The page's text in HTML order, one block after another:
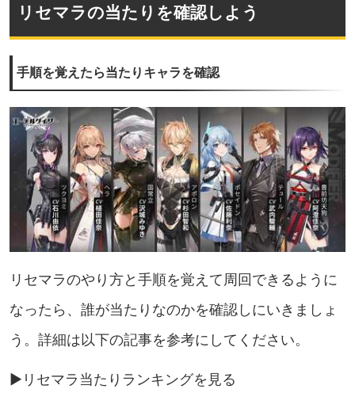
リセマラの当たりを確認しよう
手順を覚えたら当たりキャラを確認
リセマラのやり方と手順を覚えて周回できるように
なったら、誰が当たりなのかを確認しにいきましょ
う。詳細は以下の記事を参考にしてください。
▶︎リセマラ当たりランキングを見る